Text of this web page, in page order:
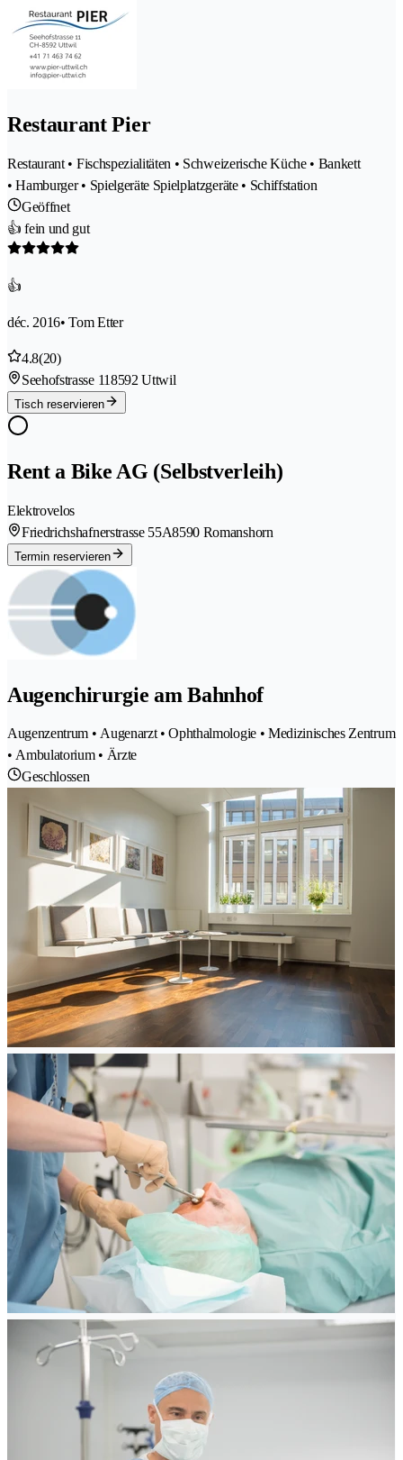
Restaurant Pier
Restaurant • Fischspezialitäten • Schweizerische Küche • Bankett
• Hamburger • Spielgeräte Spielplatzgeräte • Schiffstation
Geöffnet
👍 fein und gut
👍
déc. 2016• Tom Etter
4.8(20)
Seehofstrasse 118592 Uttwil
Tisch reservieren
Rent a Bike AG (Selbstverleih)
Elektrovelos
Friedrichshafnerstrasse 55A8590 Romanshorn
Termin reservieren
Augenchirurgie am Bahnhof
Augenzentrum • Augenarzt • Ophthalmologie • Medizinisches Zentrum
• Ambulatorium • Ärzte
Geschlossen